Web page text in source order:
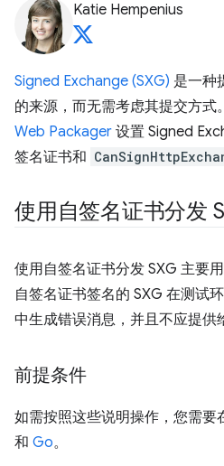
Katie Hempenius
Signed Exchange (SXG) 是一种
的来源，而无需考虑其提交方式
Web Packager 设置 Signed
签名证书和
使用自签名证书分发
使用自签名证书分发 SXG 主要
自签名证书签名的 SXG 在测试
中生成错误消息，并且不应提供
前提条件
如需按照这些说明操作，您需要
和 Go。